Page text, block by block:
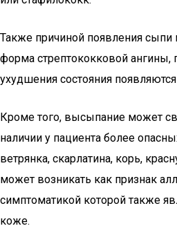
Также причиной появления сыпи
форма стрептококковой ангины,
ухудшения состояния
Кроме того, высыпание может
наличии у пациента более
ветрянка, скарлатина, корь,
может возникать как признак
симптоматикой которой также
коже.